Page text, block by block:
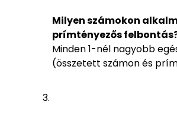
Milyen számokon
prímtényezős
Minden 1-nél nagyobb
(összetett számon és